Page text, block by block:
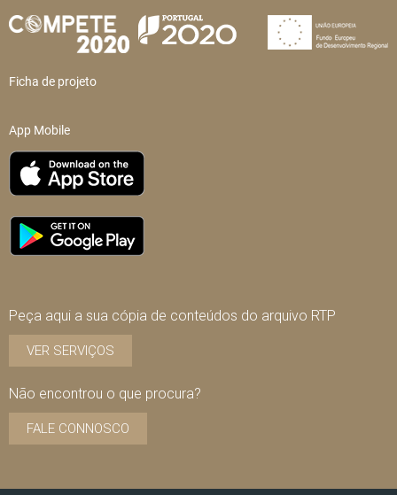
Ficha de projeto
App Mobile
Peça aqui a sua cópia de conteúdos do arquivo RTP
VER SERVIÇOS
Não encontrou o que procura?
FALE CONNOSCO